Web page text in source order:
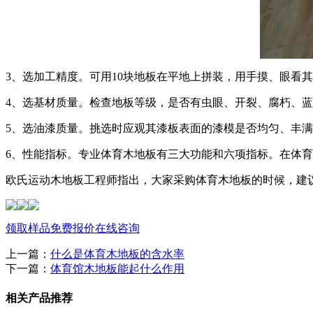
3、选加工精度。可用10块地板在平地上拼装，用手摸、眼看
4、选基材质量。检查地板等级，是否有虫眼、开裂、腐朽、
5、选油漆质量。挑选时应观其漆板表面的漆模是否均匀、丰
6、性能指标。专业体育木地板有三大功能和六项指标。在体
欧氏运动木地板工程师指出，大家采购体育木地板的时候，
领取样品免费报价在线咨询
上一篇： 什么是体育木地板的含水率
下一篇： 体育馆木地板能起什么作用
相关产品推荐